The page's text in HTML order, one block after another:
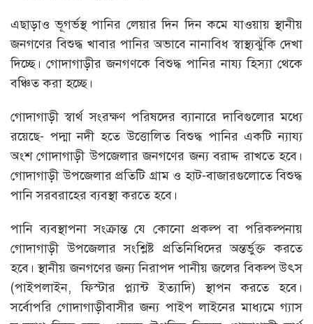
এছাড়াও ভূগর্ভস্থ পানির লেয়ার দিন দিন কমে যাওয়ায় স্থানীয়
জনগণের বিশুদ্ধ খাবার পানির অভাবে নানাবিধ স্বাস্থ্যঝুঁকি দেখা
দিচ্ছে। গোদাগাড়ীর জনগণকে বিশুদ্ধ পানির নায্য হিস্যা থেকে
বঞ্চিত করা হচ্ছে।
গোদাগাড়ী স্বার্থ সংরক্ষণ পরিষদের ব্যানারে দাবিগুলোর মধ্যে
রয়েছে- পদ্মা নদী হতে উত্তোলিত বিশুদ্ধ পানির একটি ন্যায্য
অংশ গোদাগাড়ী উপজেলার জনগণের জন্য বরাদ্দ রাখতে হবে।
গোদাগাড়ী উপজেলার প্রতিটি গ্রাম ও হাট-বাজারগুলোতে বিশুদ্ধ
পানি সরবরাহের ব্যবস্থা করতে হবে।
পানি ব্যবস্থাপনা সংক্রান্ত যে কোনো প্রকল্প বা পরিকল্পনায়
গোদাগাড়ী উপজেলার সংশ্লিষ্ট প্রতিনিধিদের অন্তর্ভুক্ত করতে
হবে। স্থানীয় জনগণের জন্য নিরাপদ পানীয় জলের বিকল্প উৎস
(পাইপলাইন, ফিস্টার প্ল্যান্ট ইত্যাদি) স্থাপন করতে হবে।
সর্বোপরি গোদাগাড়ীবাসীর জন্য পাইপ লাইনের মাধ্যমে গ্যাস